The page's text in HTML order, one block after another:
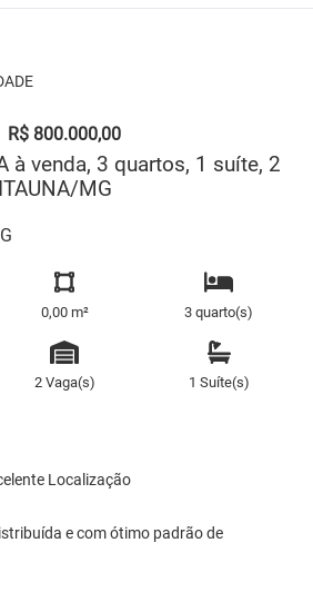
R$ 800.000,00
à venda, 3 quartos, 1 suíte, 2
MG
0,00 m² 3 quarto(s)
2 Vaga(s) 1 Suíte(s)
Localização
e com ótimo padrão de